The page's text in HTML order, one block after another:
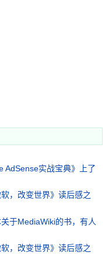
AdSense实战宝典》上了
软，改变世界》读后感之
于MediaWiki的书，有人
软，改变世界》读后感之